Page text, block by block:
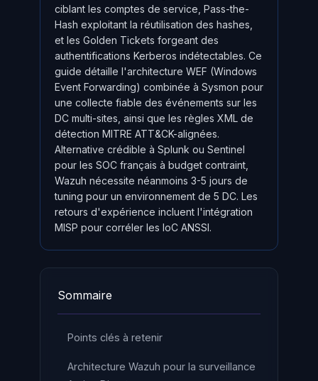
ciblant les comptes de service, Pass-the-
Hash exploitant la réutilisation des hashes,
et les Golden Tickets forgeant des
authentifications Kerberos indétectables. Ce
guide détaille l'architecture WEF (Windows
Event Forwarding) combinée à Sysmon pour
une collecte fiable des événements sur les
DC multi-sites, ainsi que les règles XML de
détection MITRE ATT&CK-alignées.
Alternative crédible à Splunk ou Sentinel
pour les SOC français à budget contraint,
Wazuh nécessite néanmoins 3-5 jours de
tuning pour un environnement de 5 DC. Les
retours d'expérience incluent l'intégration
MISP pour corréler les IoC ANSSI.
Sommaire
Points clés à retenir
Architecture Wazuh pour la surveillance